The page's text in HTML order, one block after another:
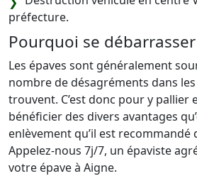
préfecture.
Pourquoi se débarrasser
Les épaves sont généralement
nombre de désagréments dans
trouvent. C’est donc pour y
bénéficier des divers avantages
enlèvement qu’il est recommandé
Appelez-nous 7j/7, un épaviste
votre épave à Aigne.